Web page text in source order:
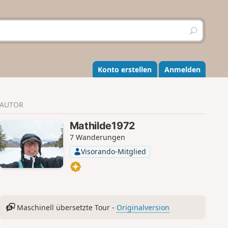
S
u
h
e
n
Konto erstellen Anmelden
AUTOR
Mathilde1972
7 Wanderungen
Visorando-Mitglied
Maschinell übersetzte Tour - Originalversion